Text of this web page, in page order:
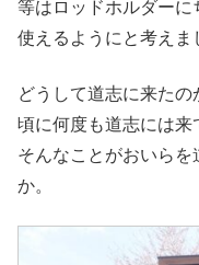
等はロッドホルダーに
使えるようにと考えま
どうして道志に来た
頃に何度も道志には
そんなことがおいらを
か。